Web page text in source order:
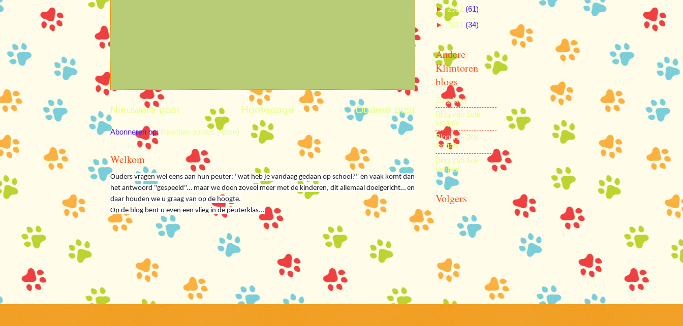
Nieuwere post Oudere post
Homepage
Abonneren op: Reacties posten (Atom)
Welkom
Ouders vragen wel eens aan hun peuter: "wat heb je vandaag gedaan op school?" en vaak komt dan
het antwoord "gespeeld"… maar we doen zoveel meer met de kinderen, dit allemaal doelgericht… en
daar houden we u graag van op de hoogte.
Op de blog bent u even een vlieg in de peuterklas...
►2012 (61)
► 2011 (34)
Andere
Klimtoren
blogs
Zorg blog
Blog van 1ste
leerjaar
Blog van 3de
leerjaar
Blog van 6de
leerjaar
Volgers